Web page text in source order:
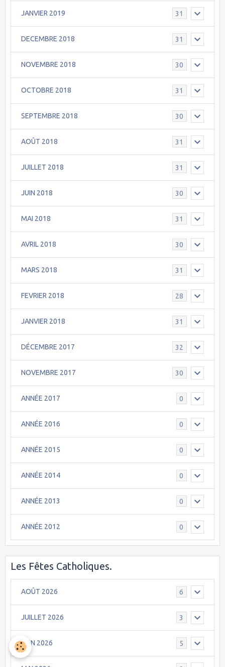
JANVIER 2019 31
DECEMBRE 2018 31
NOVEMBRE 2018 30
OCTOBRE 2018 31
SEPTEMBRE 2018 30
AOÛT 2018 31
JUILLET 2018 31
JUIN 2018 30
MAI 2018 31
AVRIL 2018 30
MARS 2018 31
FEVRIER 2018 28
JANVIER 2018 31
DÉCEMBRE 2017 32
NOVEMBRE 2017 30
ANNÉE 2017 0
ANNÉE 2016 0
ANNÉE 2015 0
ANNÉE 2014 0
ANNÉE 2013 0
ANNÉE 2012 0
Les Fêtes Catholiques.
AOÛT 2026 6
JUILLET 2026 3
JUIN 2026 5